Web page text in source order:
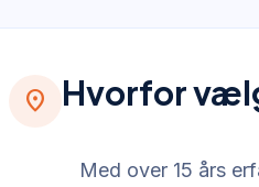
location_on Hvorfor
Med over 15 års